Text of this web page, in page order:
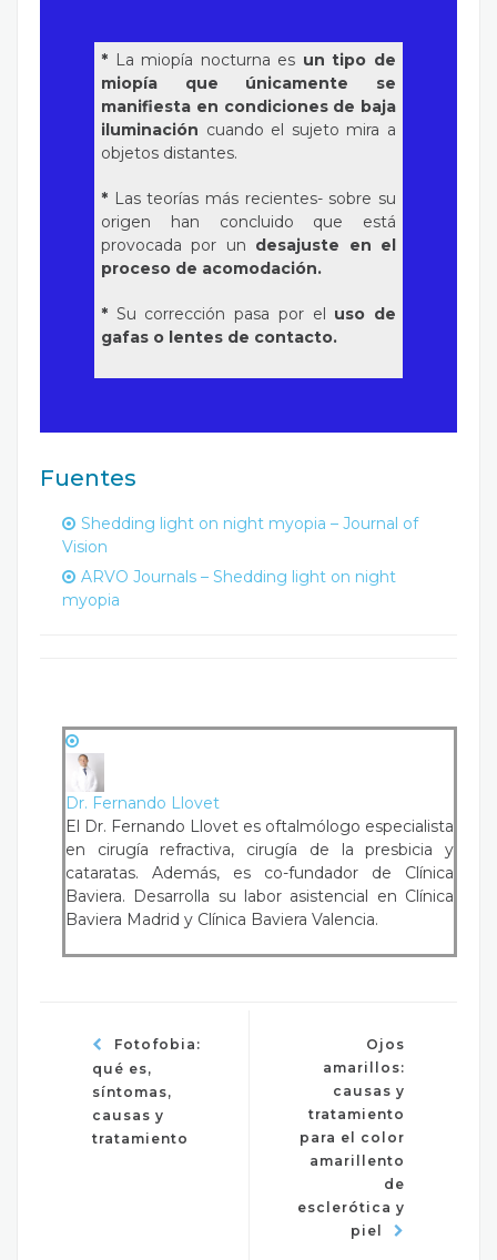
* La miopía nocturna es un tipo de
miopía que únicamente se
manifiesta en condiciones de baja
iluminación cuando el sujeto mira a
objetos distantes.
* Las teorías más recientes- sobre su
origen han concluido que está
provocada por un desajuste en el
proceso de acomodación.
* Su corrección pasa por el uso de
gafas o lentes de contacto.
Fuentes
Shedding light on night myopia – Journal of
Vision
ARVO Journals – Shedding light on night
myopia
Dr. Fernando Llovet
El Dr. Fernando Llovet es oftalmólogo especialista
en cirugía refractiva, cirugía de la presbicia y
cataratas. Además, es co-fundador de Clínica
Baviera. Desarrolla su labor asistencial en Clínica
Baviera Madrid y Clínica Baviera Valencia.
Fotofobia:
qué es,
síntomas,
causas y
tratamiento
Ojos
amarillos:
causas y
tratamiento
para el color
amarillento
de
esclerótica y
piel